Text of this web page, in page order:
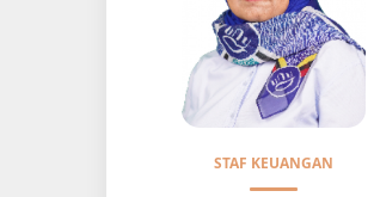
STAF KEUANGAN